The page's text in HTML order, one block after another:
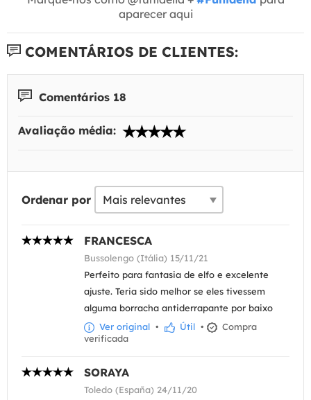
aparecer aqui
COMENTÁRIOS DE CLIENTES:
Comentários 18
Avaliação média:
Ordenar por
FRANCESCA
Bussolengo (Itália) 15/11/21
Perfeito para fantasia de elfo e excelente
ajuste. Teria sido melhor se eles tivessem
alguma borracha antiderrapante por baixo
Ver original • Útil •
Compra
verificada
SORAYA
Toledo (España) 24/11/20